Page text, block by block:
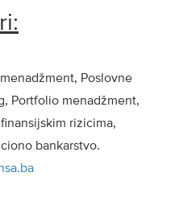
Poslovne
Portfolio menadžment,
rizicima,
bankarstvo.